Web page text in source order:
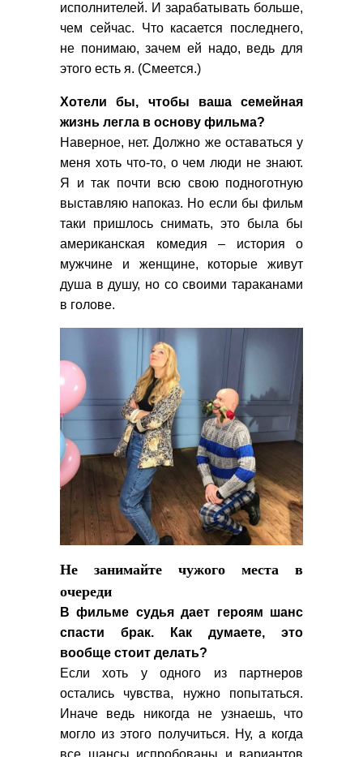
исполнителей. И зарабатывать больше,
чем сейчас. Что касается последнего,
не понимаю, зачем ей надо, ведь для
этого есть я. (Смеется.)
Хотели бы, чтобы ваша семейная
жизнь легла в основу фильма?
Наверное, нет. Должно же оставаться у
меня хоть что-то, о чем люди не знают.
Я и так почти всю свою подноготную
выставляю напоказ. Но если бы фильм
таки пришлось снимать, это была бы
американская комедия – история о
мужчине и женщине, которые живут
душа в душу, но со своими тараканами
в голове.
Не занимайте чужого места в
очереди
В фильме судья дает героям шанс
спасти брак. Как думаете, это
вообще стоит делать?
Если хоть у одного из партнеров
остались чувства, нужно попытаться.
Иначе ведь никогда не узнаешь, что
могло из этого получиться. Ну, а когда
все шансы испробованы и вариантов